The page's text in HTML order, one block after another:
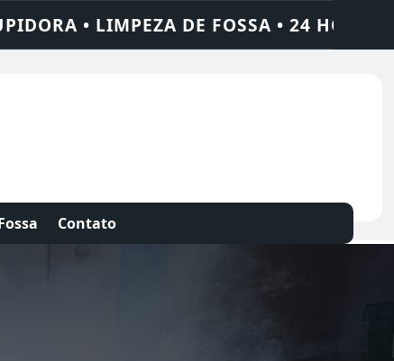
• CHAME QUEM RESOLVE: AJAX
Contato